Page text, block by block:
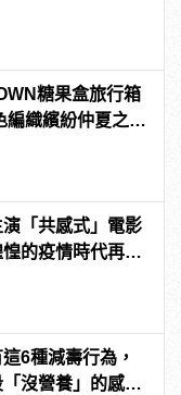
糖果盒旅行箱
編織繽紛仲夏之
「共感式」電影
惶的疫情時代再度
6種減壽行為，
沒營養」的感情